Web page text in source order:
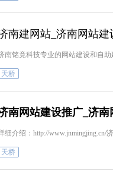
南建网站_济南网站
南铭竟科技专业的网站建设和自
天桥
南网站建设推广_济
细介绍：http://
天桥